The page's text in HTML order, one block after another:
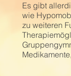
Es gibt
wie
zu weiteren